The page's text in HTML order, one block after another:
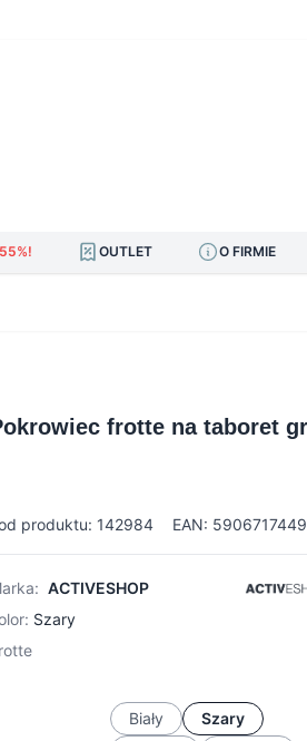
OUTLET O FIRMIE
frotte na taboret
produktu: 142984 EAN:
ACTIVESHOP
Szary
Biały
Szary